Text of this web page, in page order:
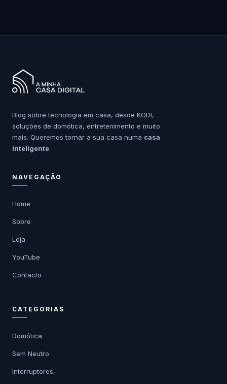
Blog sobre tecnologia em casa, desde KODI,
soluções de domótica, entretenimento e muito
mais. Queremos tornar a sua casa numa casa
inteligente.
NAVEGAÇÃO
Home
Sobre
Loja
YouTube
Contacto
CATEGORIAS
Domótica
Sem Neutro
Interruptores